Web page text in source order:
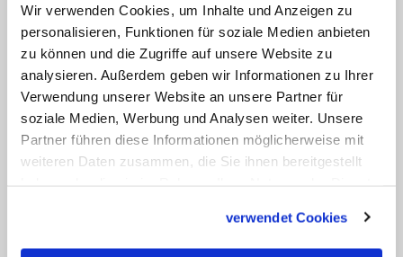
Wir verwenden Cookies, um Inhalte und Anzeigen zu
personalisieren, Funktionen für soziale Medien anbieten
zu können und die Zugriffe auf unsere Website zu
analysieren. Außerdem geben wir Informationen zu Ihrer
Verwendung unserer Website an unsere Partner für
soziale Medien, Werbung und Analysen weiter. Unsere
Partner führen diese Informationen möglicherweise mit
weiteren Daten zusammen, die Sie ihnen bereitgestellt
verwendet Cookies
Sensationelle, das Außergewöhnliche. Er
kann im Alltäglichen, im Kleinen, im
Unauffälligen kommen. Jemand hat mal
gesagt, die Menschen könnten Gott
heute nicht mehr so gut erkennen, weil
sie sich nicht mehr so tief bücken